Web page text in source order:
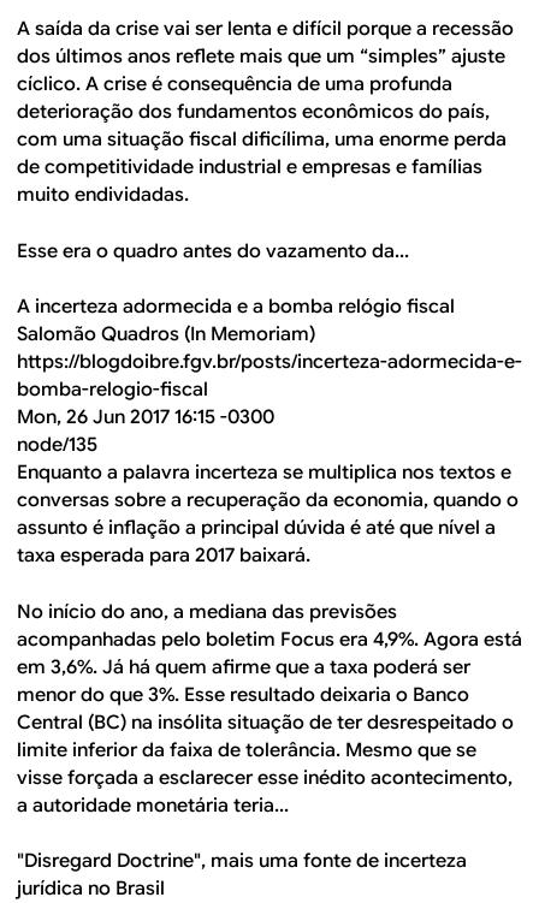
A saída da crise vai ser lenta e difícil porque a recessão
dos últimos anos reflete mais que um “simples” ajuste
cíclico. A crise é consequência de uma profunda
deterioração dos fundamentos econômicos do país,
com uma situação fiscal dificílima, uma enorme perda
de competitividade industrial e empresas e famílias
muito endividadas.
Esse era o quadro antes do vazamento da...
A incerteza adormecida e a bomba relógio fiscal
Salomão Quadros (In Memoriam)
https://blogdoibre.fgv.br/posts/incerteza-adormecida-e-
bomba-relogio-fiscal
Mon, 26 Jun 2017 16:15 -0300
node/135
Enquanto a palavra incerteza se multiplica nos textos e
conversas sobre a recuperação da economia, quando o
assunto é inflação a principal dúvida é até que nível a
taxa esperada para 2017 baixará.
No início do ano, a mediana das previsões
acompanhadas pelo boletim Focus era 4,9%. Agora está
em 3,6%. Já há quem afirme que a taxa poderá ser
menor do que 3%. Esse resultado deixaria o Banco
Central (BC) na insólita situação de ter desrespeitado o
limite inferior da faixa de tolerância. Mesmo que se
visse forçada a esclarecer esse inédito acontecimento,
a autoridade monetária teria...
"Disregard Doctrine", mais uma fonte de incerteza
jurídica no Brasil